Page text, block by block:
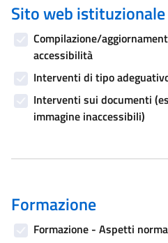
Sito web istituzionale
Compilazione/
accessibilità
Interventi di tipo
Interventi sui documenti
immagine inaccessibili)
Formazione
Formazione - Aspetti